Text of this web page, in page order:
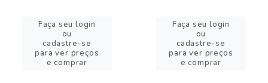
Faça seu login
ou
cadastre-se
para ver preços
e comprar
Faça seu login
ou
cadastre-se
para ver preços
e comprar